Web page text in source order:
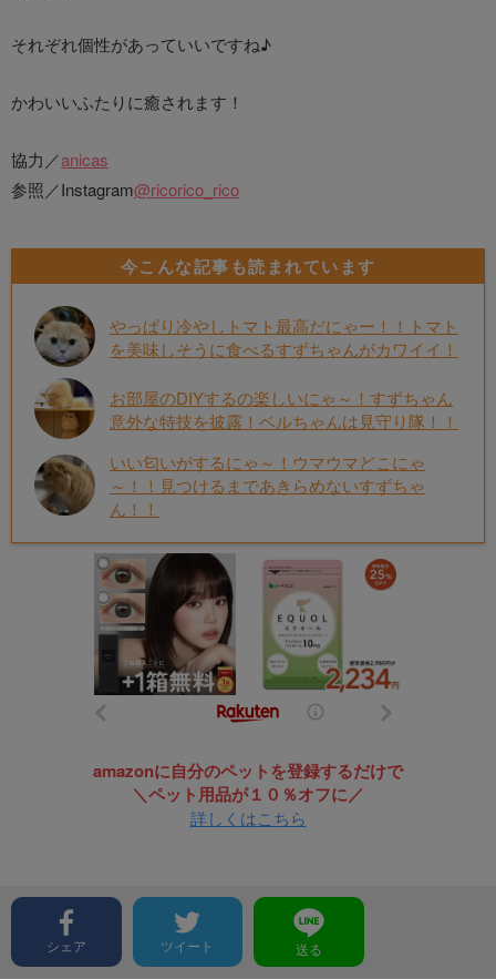
それぞれ個性があっていいですね♪
かわいいふたりに癒されます！
協力／anicas
参照／Instagram@ricorico_rico
今こんな記事も読まれています
やっぱり冷やしトマト最高だにゃー！！トマト
を美味しそうに食べるすずちゃんがカワイイ！
お部屋のDIYするの楽しいにゃ～！すずちゃん
意外な特技を披露！ベルちゃんは見守り隊！！
いい匂いがするにゃ～！ウマウマどこにゃ
～！！見つけるまであきらめないすずちゃ
ん！！
amazonに自分のペットを登録するだけで
＼ペット用品が１０％オフに／
詳しくはこちら
シェア ツイート 送る